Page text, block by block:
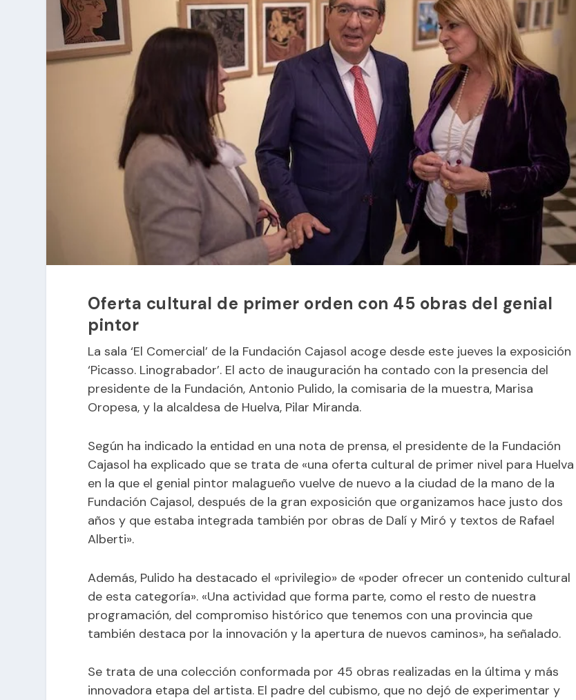
Oferta cultural de primer orden con 45 obras del genial
pintor
La sala ‘El Comercial’ de la Fundación Cajasol acoge desde este jueves la exposición
‘Picasso. Linograbador’. El acto de inauguración ha contado con la presencia del
presidente de la Fundación, Antonio Pulido, la comisaria de la muestra, Marisa
Oropesa, y la alcaldesa de Huelva, Pilar Miranda.
Según ha indicado la entidad en una nota de prensa, el presidente de la Fundación
Cajasol ha explicado que se trata de «una oferta cultural de primer nivel para Huelva
en la que el genial pintor malagueño vuelve de nuevo a la ciudad de la mano de la
Fundación Cajasol, después de la gran exposición que organizamos hace justo dos
años y que estaba integrada también por obras de Dalí y Miró y textos de Rafael
Alberti».
Además, Pulido ha destacado el «privilegio» de «poder ofrecer un contenido cultural
de esta categoría». «Una actividad que forma parte, como el resto de nuestra
programación, del compromiso histórico que tenemos con una provincia que
también destaca por la innovación y la apertura de nuevos caminos», ha señalado.
Se trata de una colección conformada por 45 obras realizadas en la última y más
innovadora etapa del artista. El padre del cubismo, que no dejó de experimentar y